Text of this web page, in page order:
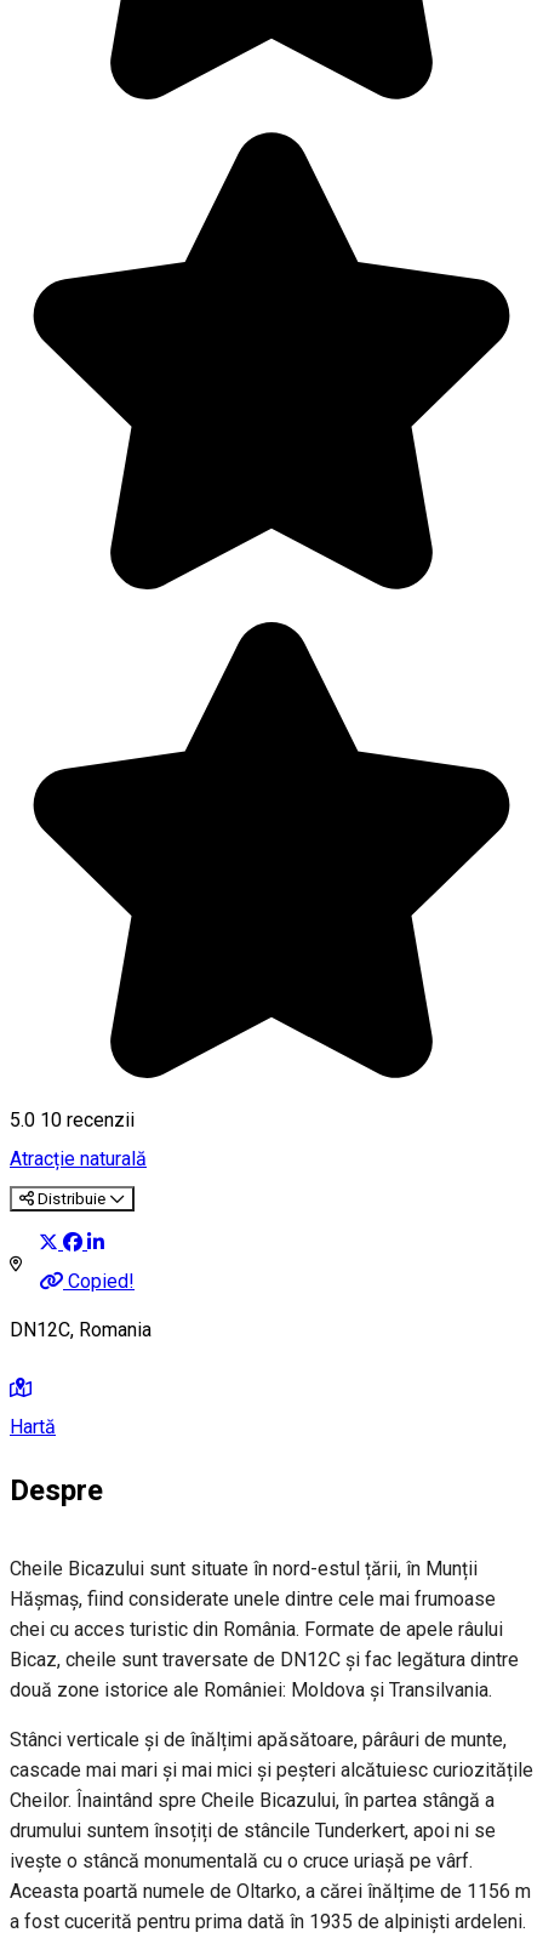
5.0 10 recenzii
Atracție naturală
Distribuie
Copied!
DN12C, Romania
Hartă
Despre
Cheile Bicazului sunt situate în nord-estul țării, în Munții
Hășmaș, fiind considerate unele dintre cele mai frumoase
chei cu acces turistic din România. Formate de apele râului
Bicaz, cheile sunt traversate de DN12C și fac legătura dintre
două zone istorice ale României: Moldova și Transilvania.
Stânci verticale și de înălțimi apăsătoare, pârâuri de munte,
cascade mai mari și mai mici și peșteri alcătuiesc curiozitățile
Cheilor. Înaintând spre Cheile Bicazului, în partea stângă a
drumului suntem însoțiți de stâncile Tunderkert, apoi ni se
ivește o stâncă monumentală cu o cruce uriașă pe vârf.
Aceasta poartă numele de Oltarko, a cărei înălțime de 1156 m
a fost cucerită pentru prima dată în 1935 de alpiniști ardeleni.